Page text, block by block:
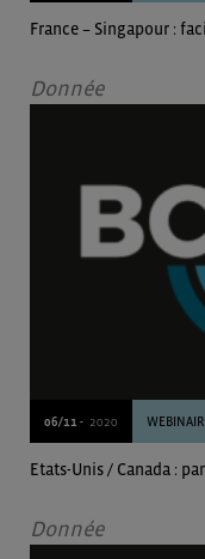
France – Singapour :
Donnée
06/11 - 2020
Etats-Unis / Canada :
Donnée